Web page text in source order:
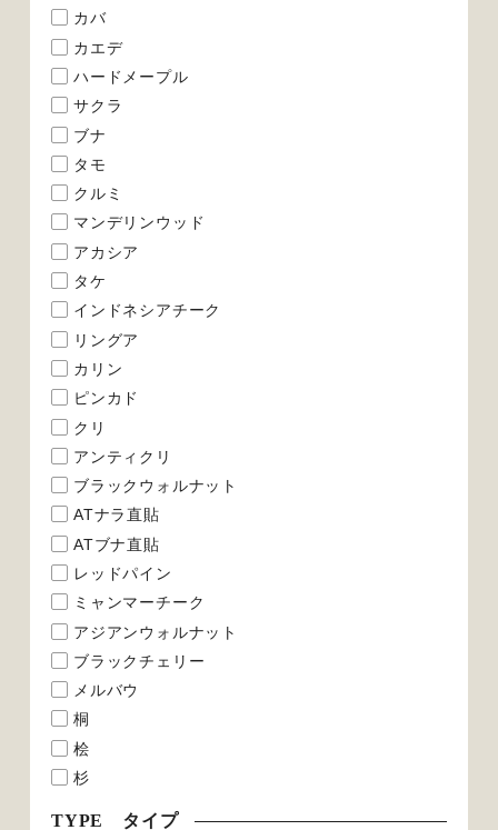
カバ
カエデ
ハードメープル
サクラ
ブナ
タモ
クルミ
マンデリンウッド
アカシア
タケ
インドネシアチーク
リングア
カリン
ピンカド
クリ
アンティクリ
ブラックウォルナット
ATナラ直貼
ATブナ直貼
レッドパイン
ミャンマーチーク
アジアンウォルナット
ブラックチェリー
メルバウ
桐
桧
杉
TYPE タイプ